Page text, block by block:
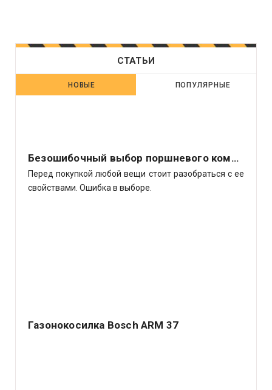
СТАТЬИ
НОВЫЕ ПОПУЛЯРНЫЕ
Безошибочный выбор поршневого компрессора
Перед покупкой любой вещи стоит разобраться с ее
свойствами. Ошибка в выборе.
Газонокосилка Bosch ARM 37